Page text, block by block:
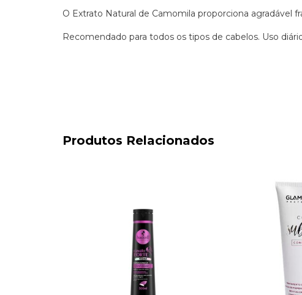
O Extrato Natural de Camomila proporciona agradável
Recomendado para todos os tipos de cabelos. Uso
Produtos Relacionados